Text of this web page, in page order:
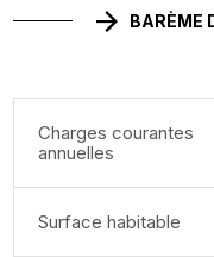
BARÈME
Charges courantes
annuelles
Surface habitable